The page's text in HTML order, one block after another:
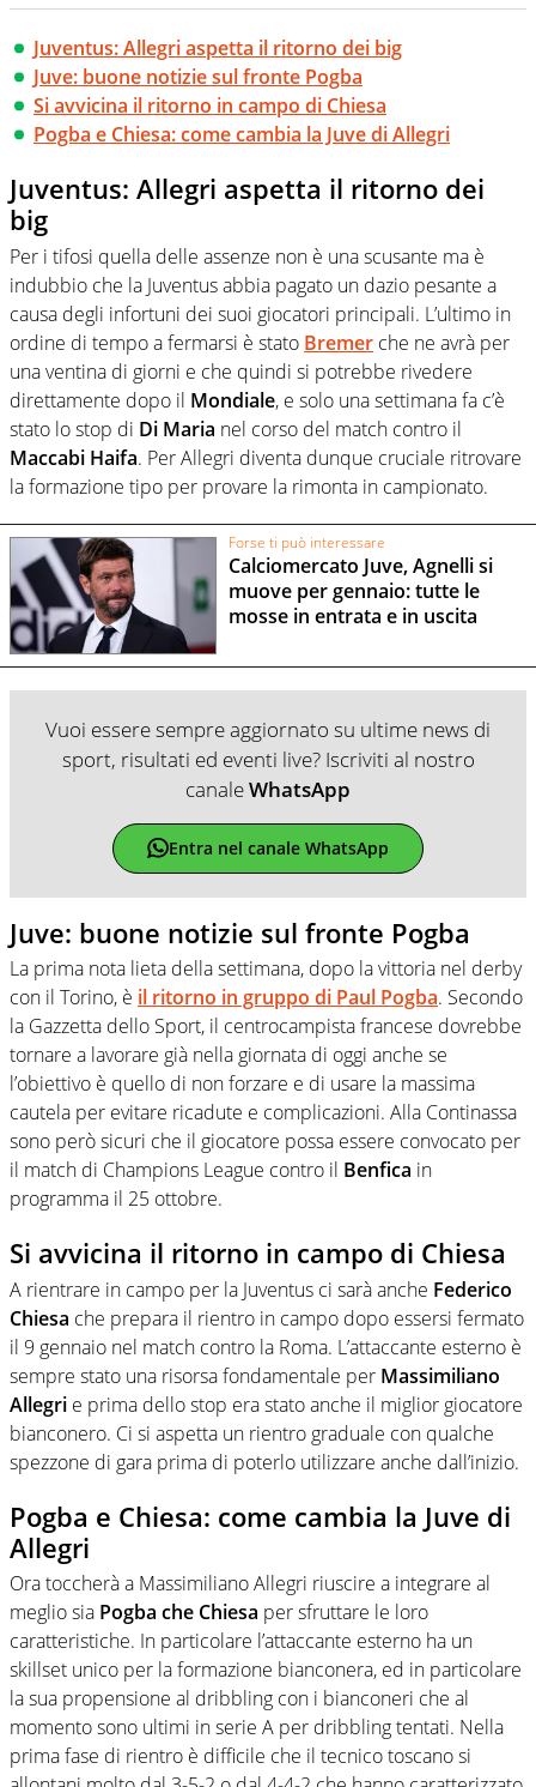
Juventus: Allegri aspetta il ritorno dei big
Juve: buone notizie sul fronte Pogba
Si avvicina il ritorno in campo di Chiesa
Pogba e Chiesa: come cambia la Juve di Allegri
Juventus: Allegri aspetta il ritorno dei
big
Per i tifosi quella delle assenze non è una scusante ma è
indubbio che la Juventus abbia pagato un dazio pesante a
causa degli infortuni dei suoi giocatori principali. L’ultimo in
ordine di tempo a fermarsi è stato Bremer che ne avrà per
una ventina di giorni e che quindi si potrebbe rivedere
direttamente dopo il Mondiale, e solo una settimana fa c’è
stato lo stop di Di Maria nel corso del match contro il
Maccabi Haifa. Per Allegri diventa dunque cruciale ritrovare
la formazione tipo per provare la rimonta in campionato.
Forse ti può interessare
Calciomercato Juve, Agnelli si
muove per gennaio: tutte le
mosse in entrata e in uscita
Vuoi essere sempre aggiornato su ultime news di
sport, risultati ed eventi live? Iscriviti al nostro
canaleWhatsApp
Entra nel canale WhatsApp
Juve: buone notizie sul fronte Pogba
La prima nota lieta della settimana, dopo la vittoria nel derby
con il Torino, è il ritorno in gruppo di Paul Pogba. Secondo
la Gazzetta dello Sport, il centrocampista francese dovrebbe
tornare a lavorare già nella giornata di oggi anche se
l’obiettivo è quello di non forzare e di usare la massima
cautela per evitare ricadute e complicazioni. Alla Continassa
sono però sicuri che il giocatore possa essere convocato per
il match di Champions League contro il Benfica in
programma il 25 ottobre.
Si avvicina il ritorno in campo di Chiesa
A rientrare in campo per la Juventus ci sarà anche Federico
Chiesa che prepara il rientro in campo dopo essersi fermato
il 9 gennaio nel match contro la Roma. L’attaccante esterno è
sempre stato una risorsa fondamentale per Massimiliano
Allegri e prima dello stop era stato anche il miglior giocatore
bianconero. Ci si aspetta un rientro graduale con qualche
spezzone di gara prima di poterlo utilizzare anche dall’inizio.
Pogba e Chiesa: come cambia la Juve di
Allegri
Ora toccherà a Massimiliano Allegri riuscire a integrare al
meglio sia Pogba che Chiesa per sfruttare le loro
caratteristiche. In particolare l’attaccante esterno ha un
skillset unico per la formazione bianconera, ed in particolare
la sua propensione al dribbling con i bianconeri che al
momento sono ultimi in serie A per dribbling tentati. Nella
prima fase di rientro è difficile che il tecnico toscano si